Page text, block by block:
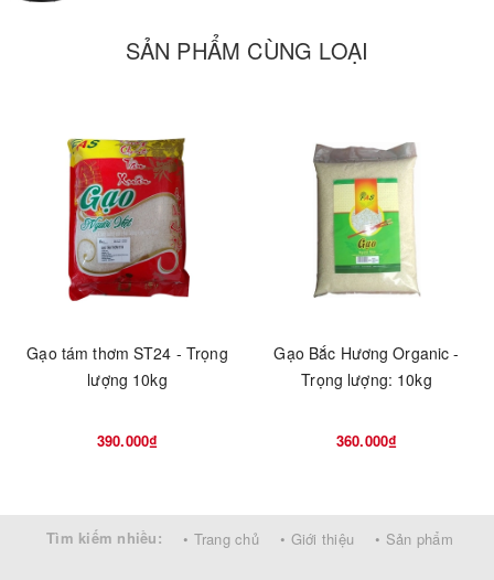
SẢN PHẨM CÙNG LOẠI
Gạo tám thơm ST24 - Trọng
lượng 10kg
390.000₫
Gạo Bắc Hương Organic -
Trọng lượng: 10kg
360.000₫
Tìm kiếm nhiều: • Trang chủ • Giới thiệu • Sản phẩm